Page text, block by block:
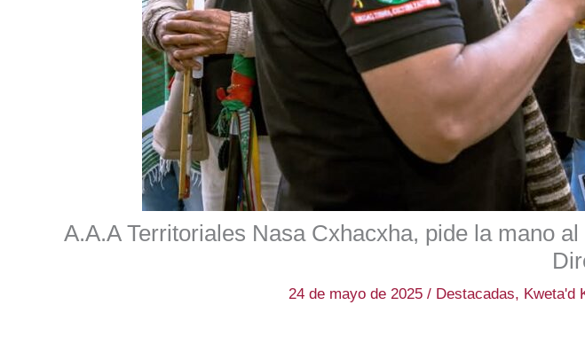
A.A.A Territoriales Nasa Cxhacxha, pide la mano
24 de mayo de 2025 / Destacadas, Kweta'd